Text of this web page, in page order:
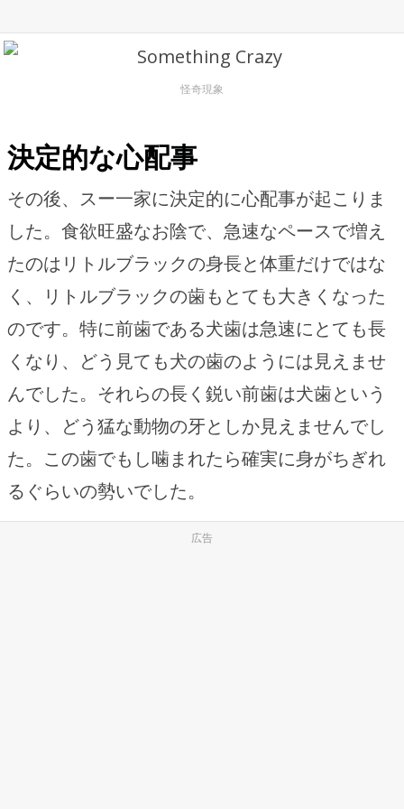
怪奇現象
決定的な心配事
その後、スー一家に決定的に心配事が起こりま
した。食欲旺盛なお陰で、急速なペースで増え
たのはリトルブラックの身長と体重だけではな
く、リトルブラックの歯もとても大きくなった
のです。特に前歯である犬歯は急速にとても長
くなり、どう見ても犬の歯のようには見えませ
んでした。それらの長く鋭い前歯は犬歯という
より、どう猛な動物の牙としか見えませんでし
た。この歯でもし噛まれたら確実に身がちぎれ
るぐらいの勢いでした。
広告